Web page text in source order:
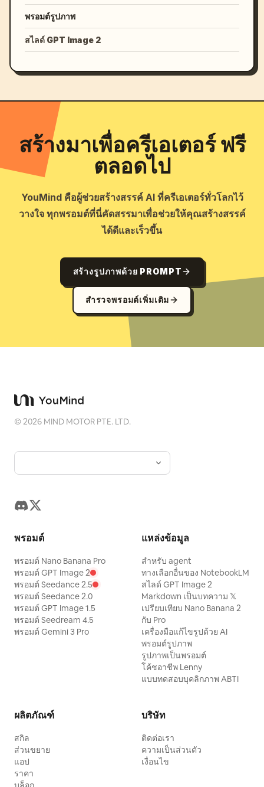
พรอมต์รูปภาพ
สไลด์ GPT Image 2
สร้างมาเพื่อครีเอเตอร์ ฟรี
ตลอดไป
YouMind คือผู้ช่วยสร้างสรรค์ AI ที่ครีเอเตอร์ทั่วโลกไว้
วางใจ ทุกพรอมต์ที่นี่คัดสรรมาเพื่อช่วยให้คุณสร้างสรรค์
ได้ดีและเร็วขึ้น
สร้างรูปภาพด้วย PROMPT
สำรวจพรอมต์เพิ่มเติม
©2026 MIND MOTOR PTE. LTD.
พรอมต์
พรอมต์ Nano Banana Pro
พรอมต์ GPT Image 2
พรอมต์ Seedance 2.5
พรอมต์ Seedance 2.0
พรอมต์ GPT Image 1.5
พรอมต์ Seedream 4.5
พรอมต์ Gemini 3 Pro
แหล่งข้อมูล
สำหรับ agent
ทางเลือกอื่นของ NotebookLM
สไลด์ GPT Image 2
Markdown เป็นบทความ 𝕏
เปรียบเทียบ Nano Banana 2
กับ Pro
เครื่องมือแก้ไขรูปด้วย AI
พรอมต์รูปภาพ
รูปภาพเป็นพรอมต์
โค้ชอาชีพ Lenny
แบบทดสอบบุคลิกภาพ ABTI
ผลิตภัณฑ์
สกิล
ส่วนขยาย
แอป
ราคา
บริษัท
ติดต่อเรา
ความเป็นส่วนตัว
เงื่อนไข